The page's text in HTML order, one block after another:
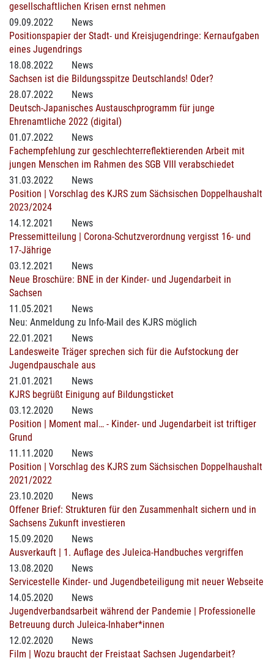
gesellschaftlichen Krisen ernst nehmen
09.09.2022
News
Positionspapier der Stadt- und Kreisjugendringe: Kernaufgaben
eines Jugendrings
18.08.2022
News
Sachsen ist die Bildungsspitze Deutschlands! Oder?
28.07.2022
News
Deutsch-Japanisches Austauschprogramm für junge
Ehrenamtliche 2022 (digital)
01.07.2022
News
Fachempfehlung zur geschlechterreflektierenden Arbeit mit
jungen Menschen im Rahmen des SGB VIII verabschiedet
31.03.2022
News
Position | Vorschlag des KJRS zum Sächsischen Doppelhaushalt
2023/2024
14.12.2021
News
Pressemitteilung | Corona-Schutzverordnung vergisst 16- und
17-Jährige
03.12.2021
News
Neue Broschüre: BNE in der Kinder- und Jugendarbeit in
Sachsen
11.05.2021
News
Neu: Anmeldung zu Info-Mail des KJRS möglich
22.01.2021
News
Landesweite Träger sprechen sich für die Aufstockung der
Jugendpauschale aus
21.01.2021
News
KJRS begrüßt Einigung auf Bildungsticket
03.12.2020
News
Position | Moment mal… - Kinder- und Jugendarbeit ist triftiger
Grund
11.11.2020
News
Position | Vorschlag des KJRS zum Sächsischen Doppelhaushalt
2021/2022
23.10.2020
News
Offener Brief: Strukturen für den Zusammenhalt sichern und in
Sachsens Zukunft investieren
15.09.2020
News
Ausverkauft | 1. Auflage des Juleica-Handbuches vergriffen
13.08.2020
News
Servicestelle Kinder- und Jugendbeteiligung mit neuer Webseite
14.05.2020
News
Jugendverbandsarbeit während der Pandemie | Professionelle
Betreuung durch Juleica-Inhaber*innen
12.02.2020
News
Film | Wozu braucht der Freistaat Sachsen Jugendarbeit?